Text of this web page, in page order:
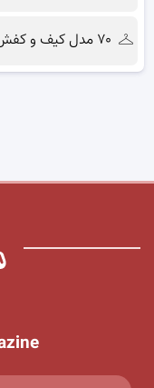
۷۰ مدل کیف و کفش شیک و جدید مناسب عید نوروز ۱۴۰۱